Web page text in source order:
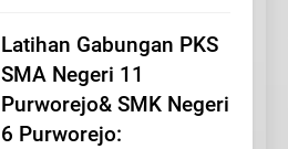
Latihan Gabungan PKS
SMA Negeri 11
Purworejo& SMK Negeri
6 Purworejo: